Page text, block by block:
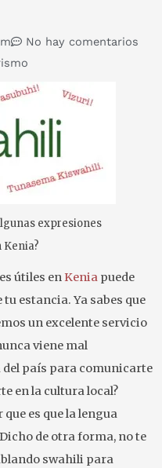
No hay comentarios
expresiones
Kenia?
útiles enKenia puede
estancia. Ya sabes que
un excelente servicio
viene mal
país para comunicarte
en la cultura local?
es que la lengua
de otra forma, no te
swahili para